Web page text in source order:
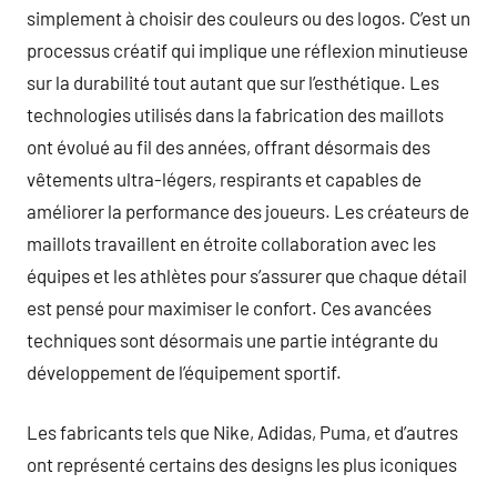
simplement à choisir des couleurs ou des logos. C’est un
processus créatif qui implique une réflexion minutieuse
sur la durabilité tout autant que sur l’esthétique. Les
technologies utilisés dans la fabrication des maillots
ont évolué au fil des années, offrant désormais des
vêtements ultra-légers, respirants et capables de
améliorer la performance des joueurs. Les créateurs de
maillots travaillent en étroite collaboration avec les
équipes et les athlètes pour s’assurer que chaque détail
est pensé pour maximiser le confort. Ces avancées
techniques sont désormais une partie intégrante du
développement de l’équipement sportif.
Les fabricants tels que Nike, Adidas, Puma, et d’autres
ont représenté certains des designs les plus iconiques